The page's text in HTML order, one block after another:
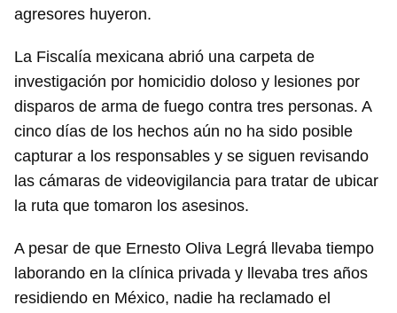
agresores huyeron.
La Fiscalía mexicana abrió una carpeta de
investigación por homicidio doloso y lesiones por
disparos de arma de fuego contra tres personas. A
cinco días de los hechos aún no ha sido posible
capturar a los responsables y se siguen revisando
las cámaras de videovigilancia para tratar de ubicar
la ruta que tomaron los asesinos.
A pesar de que Ernesto Oliva Legrá llevaba tiempo
laborando en la clínica privada y llevaba tres años
residiendo en México, nadie ha reclamado el